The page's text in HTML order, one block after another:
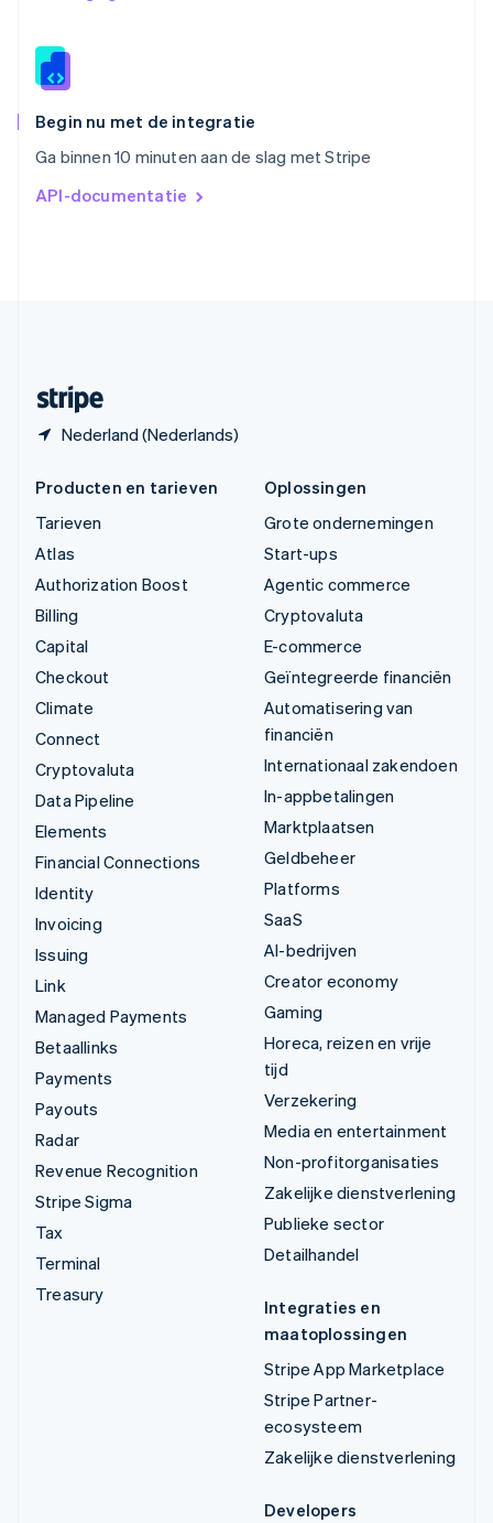
Begin nu met de integratie
Ga binnen 10 minuten aan de slag met Stripe
API-documentatie
Nederland (Nederlands)
Spanje
Thailand
Tsjechië
English
简体中文English
English
Producten en tarieven
Tarieven
Atlas
Authorization Boost
Billing
Capital
Checkout
Climate
Connect
Cryptovaluta
Data Pipeline
Elements
Financial Connections
Identity
Invoicing
Issuing
Link
Managed Payments
Betaallinks
Payments
Payouts
Radar
Revenue Recognition
Stripe Sigma
Tax
Terminal
Treasury
Oplossingen
Grote ondernemingen
Start-ups
Agentic commerce
Cryptovaluta
E-commerce
Geïntegreerde financiën
Automatisering van
financiën
Internationaal zakendoen
In-appbetalingen
Marktplaatsen
Geldbeheer
Platforms
SaaS
AI-bedrijven
Creator economy
Gaming
Horeca, reizen en vrije
tijd
Verzekering
Media en entertainment
Non-profitorganisaties
Zakelijke dienstverlening
Publieke sector
Detailhandel
Integraties en
maatoplossingen
Stripe App Marketplace
Stripe Partner-
ecosysteem
Zakelijke dienstverlening
Developers